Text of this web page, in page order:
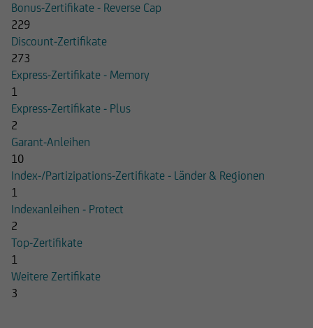
Bonus-Zertifikate - Reverse Cap
229
Discount-Zertifikate
273
Express-Zertifikate - Memory
1
Express-Zertifikate - Plus
2
Garant-Anleihen
10
Index-/Partizipations-Zertifikate - Länder & Regionen
1
Indexanleihen - Protect
2
Top-Zertifikate
1
Weitere Zertifikate
3